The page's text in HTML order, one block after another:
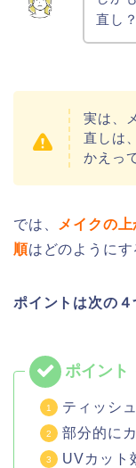
直し
実は、
直しは
かえっ
では、
メイクの
順はどのようにす
ポイントは次の４
ティッシ
部分的に
UVカット